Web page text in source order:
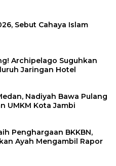
Sebut Cahaya Islam
Archipelago Suguhkan
Jaringan Hotel
Nadiyah Bawa Pulang
UMKM Kota Jambi
Penghargaan BKKBN,
Ayah Mengambil Rapor